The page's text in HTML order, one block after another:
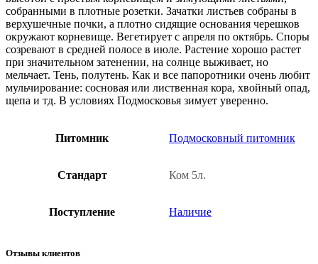
собранными в плотные розетки. Зачатки листьев собраны в
верхушечные почки, а плотно сидящие основания черешков
окружают корневище. Вегетирует с апреля по октябрь. Споры
созревают в средней полосе в июле. Растение хорошо растет
при значительном затенении, на солнце выживает, но
мельчает. Тень, полутень. Как и все папоротники очень любит
мульчирование: сосновая или лиственная кора, хвойный опад,
щепа и тд. В условиях Подмосковья зимует уверенно.
Питомник Подмосковный питомник
Стандарт Ком 5л.
Поступление Наличие
Отзывы клиентов